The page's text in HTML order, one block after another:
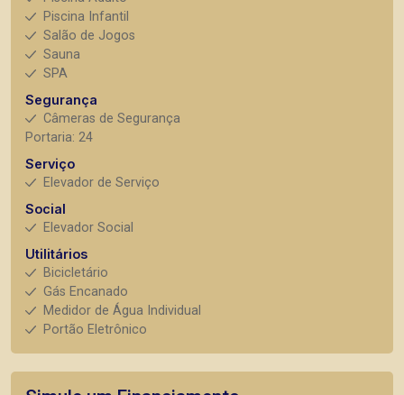
Piscina Infantil
Salão de Jogos
Sauna
SPA
Segurança
Câmeras de Segurança
Portaria: 24
Serviço
Elevador de Serviço
Social
Elevador Social
Utilitários
Bicicletário
Gás Encanado
Medidor de Água Individual
Portão Eletrônico